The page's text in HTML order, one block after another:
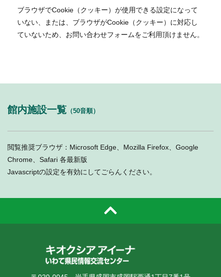
ブラウザでCookie（クッキー）が使用できる設定になって
いない、または、ブラウザがCookie（クッキー）に対応し
ていないため、お問い合わせフォームをご利用頂けません。
館内施設一覧 （50音順）
閲覧推奨ブラウザ：Microsoft Edge、Mozilla Firefox、Google
Chrome、Safari 各最新版
Javascriptの設定を有効にしてごらんください。